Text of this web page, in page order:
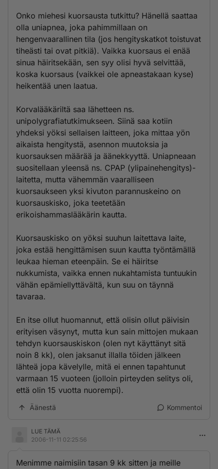
Onko miehesi kuorsausta tutkittu? Hänellä saattaa
olla uniapnea, joka pahimmillaan on
hengenvaarallinen tila (jos hengityskatkot toistuvat
tiheästi tai ovat pitkiä). Vaikka kuorsaus ei enää
sinua häiritsekään, sen syy olisi hyvä selvittää,
koska kuorsaus (vaikkei ole apneastakaan kyse)
heikentää unen laatua.
Korvalääkäriltä saa lähetteen ns.
unipolygrafiatutkimukseen. Siinä saa kotiin
yhdeksi yöksi sellaisen laitteen, joka mittaa yön
aikaista hengitystä, asennon muutoksia ja
kuorsauksen määrää ja äänekkyyttä. Uniapneaan
suositellaan yleensä ns. CPAP (ylipainehengitys)-
laitetta, mutta vähemmän vaaralliseen
kuorsaukseen yksi kivuton parannuskeino on
kuorsauskisko, joka teetetään
erikoishammaslääkärin kautta.
Kuorsauskisko on yöksi suuhun laitettava laite,
joka estää hengittämisen suun kautta työntämällä
leukaa hieman eteenpäin. Se ei häiritse
nukkumista, vaikka ennen nukahtamista tuntuukin
vähän epämiellyttävältä, kun suu on täynnä
tavaraa.
En itse ollut huomannut, että olisin ollut päivisin
erityisen väsynyt, mutta kun sain mittojen mukaan
tehdyn kuorsauskiskon (olen nyt käyttänyt sitä
noin 8 kk), olen jaksanut illalla töiden jälkeen
lähteä jopa kävelylle, mitä ei ennen tapahtunut
varmaan 15 vuoteen (jolloin pirteyden selitys oli,
että olin 15 vuotta nuorempi).
Äänestä Kommentoi
LUE TÄMÄ
2006-11-11 02:25:56
Menimme naimisiin tasan 9 kk sitten ja meille